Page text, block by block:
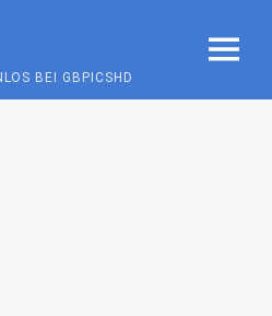
BEI GBPICSHD
MENU